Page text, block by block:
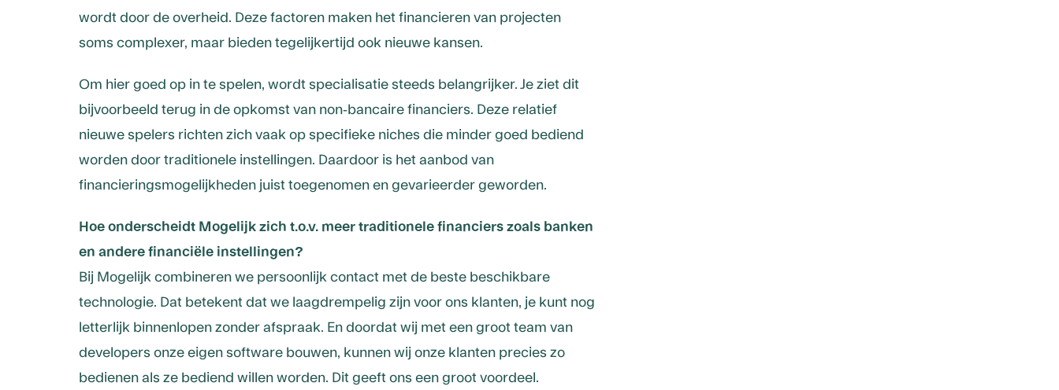
wordt door de overheid. Deze factoren maken het financieren van projecten
soms complexer, maar bieden tegelijkertijd ook nieuwe kansen.
Om hier goed op in te spelen, wordt specialisatie steeds belangrijker. Je ziet dit
bijvoorbeeld terug in de opkomst van non-bancaire financiers. Deze relatief
nieuwe spelers richten zich vaak op specifieke niches die minder goed bediend
worden door traditionele instellingen. Daardoor is het aanbod van
financieringsmogelijkheden juist toegenomen en gevarieerder geworden.
Hoe onderscheidt Mogelijk zich t.o.v. meer traditionele financiers zoals banken
en andere financiële instellingen?
Bij Mogelijk combineren we persoonlijk contact met de beste beschikbare
technologie. Dat betekent dat we laagdrempelig zijn voor ons klanten, je kunt nog
letterlijk binnenlopen zonder afspraak. En doordat wij met een groot team van
developers onze eigen software bouwen, kunnen wij onze klanten precies zo
bedienen als ze bediend willen worden. Dit geeft ons een groot voordeel.